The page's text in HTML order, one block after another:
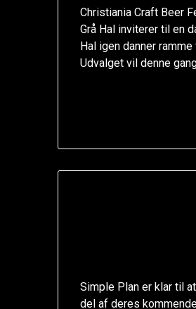
Christiania Craft Beer
Grå Hal inviterer til en
Hal igen danner
Udvalget vil denne
Simple Plan er klar til
del af deres